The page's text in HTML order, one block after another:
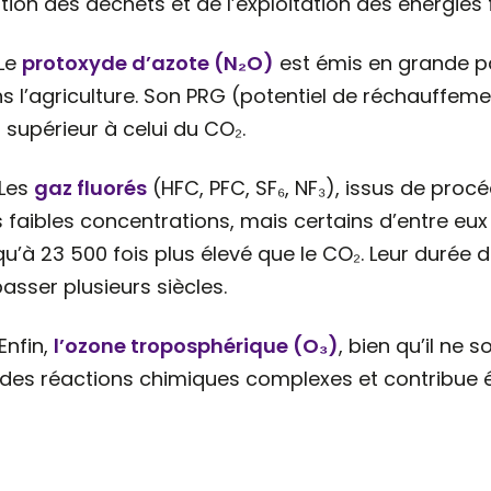
protoxyde d’azote (N₂O) est émis en grande
l’agriculture. Son PRG (potentiel de
à celui du CO₂.
gaz fluorés (HFC, PFC, SF₆, NF₃), issus de
faibles concentrations, mais certains d’entre
23 500 fois plus élevé que le CO₂. Leur
plusieurs siècles.
l’ozone troposphérique (O₃), bien qu’il ne
réactions chimiques complexes et contribue